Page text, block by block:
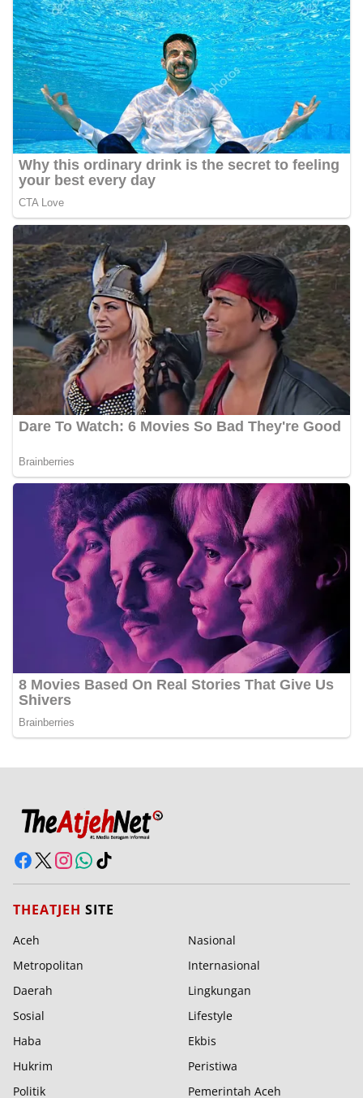
THEATJEH SITE
Aceh
Nasional
Metropolitan
Internasional
Daerah
Lingkungan
Sosial
Lifestyle
Haba
Ekbis
Hukrim
Peristiwa
Politik
Pemerintah Aceh